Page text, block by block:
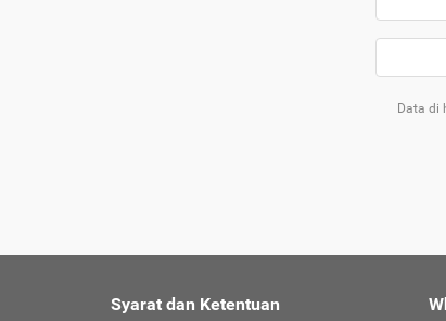
Data di
Syarat dan Ketentuan